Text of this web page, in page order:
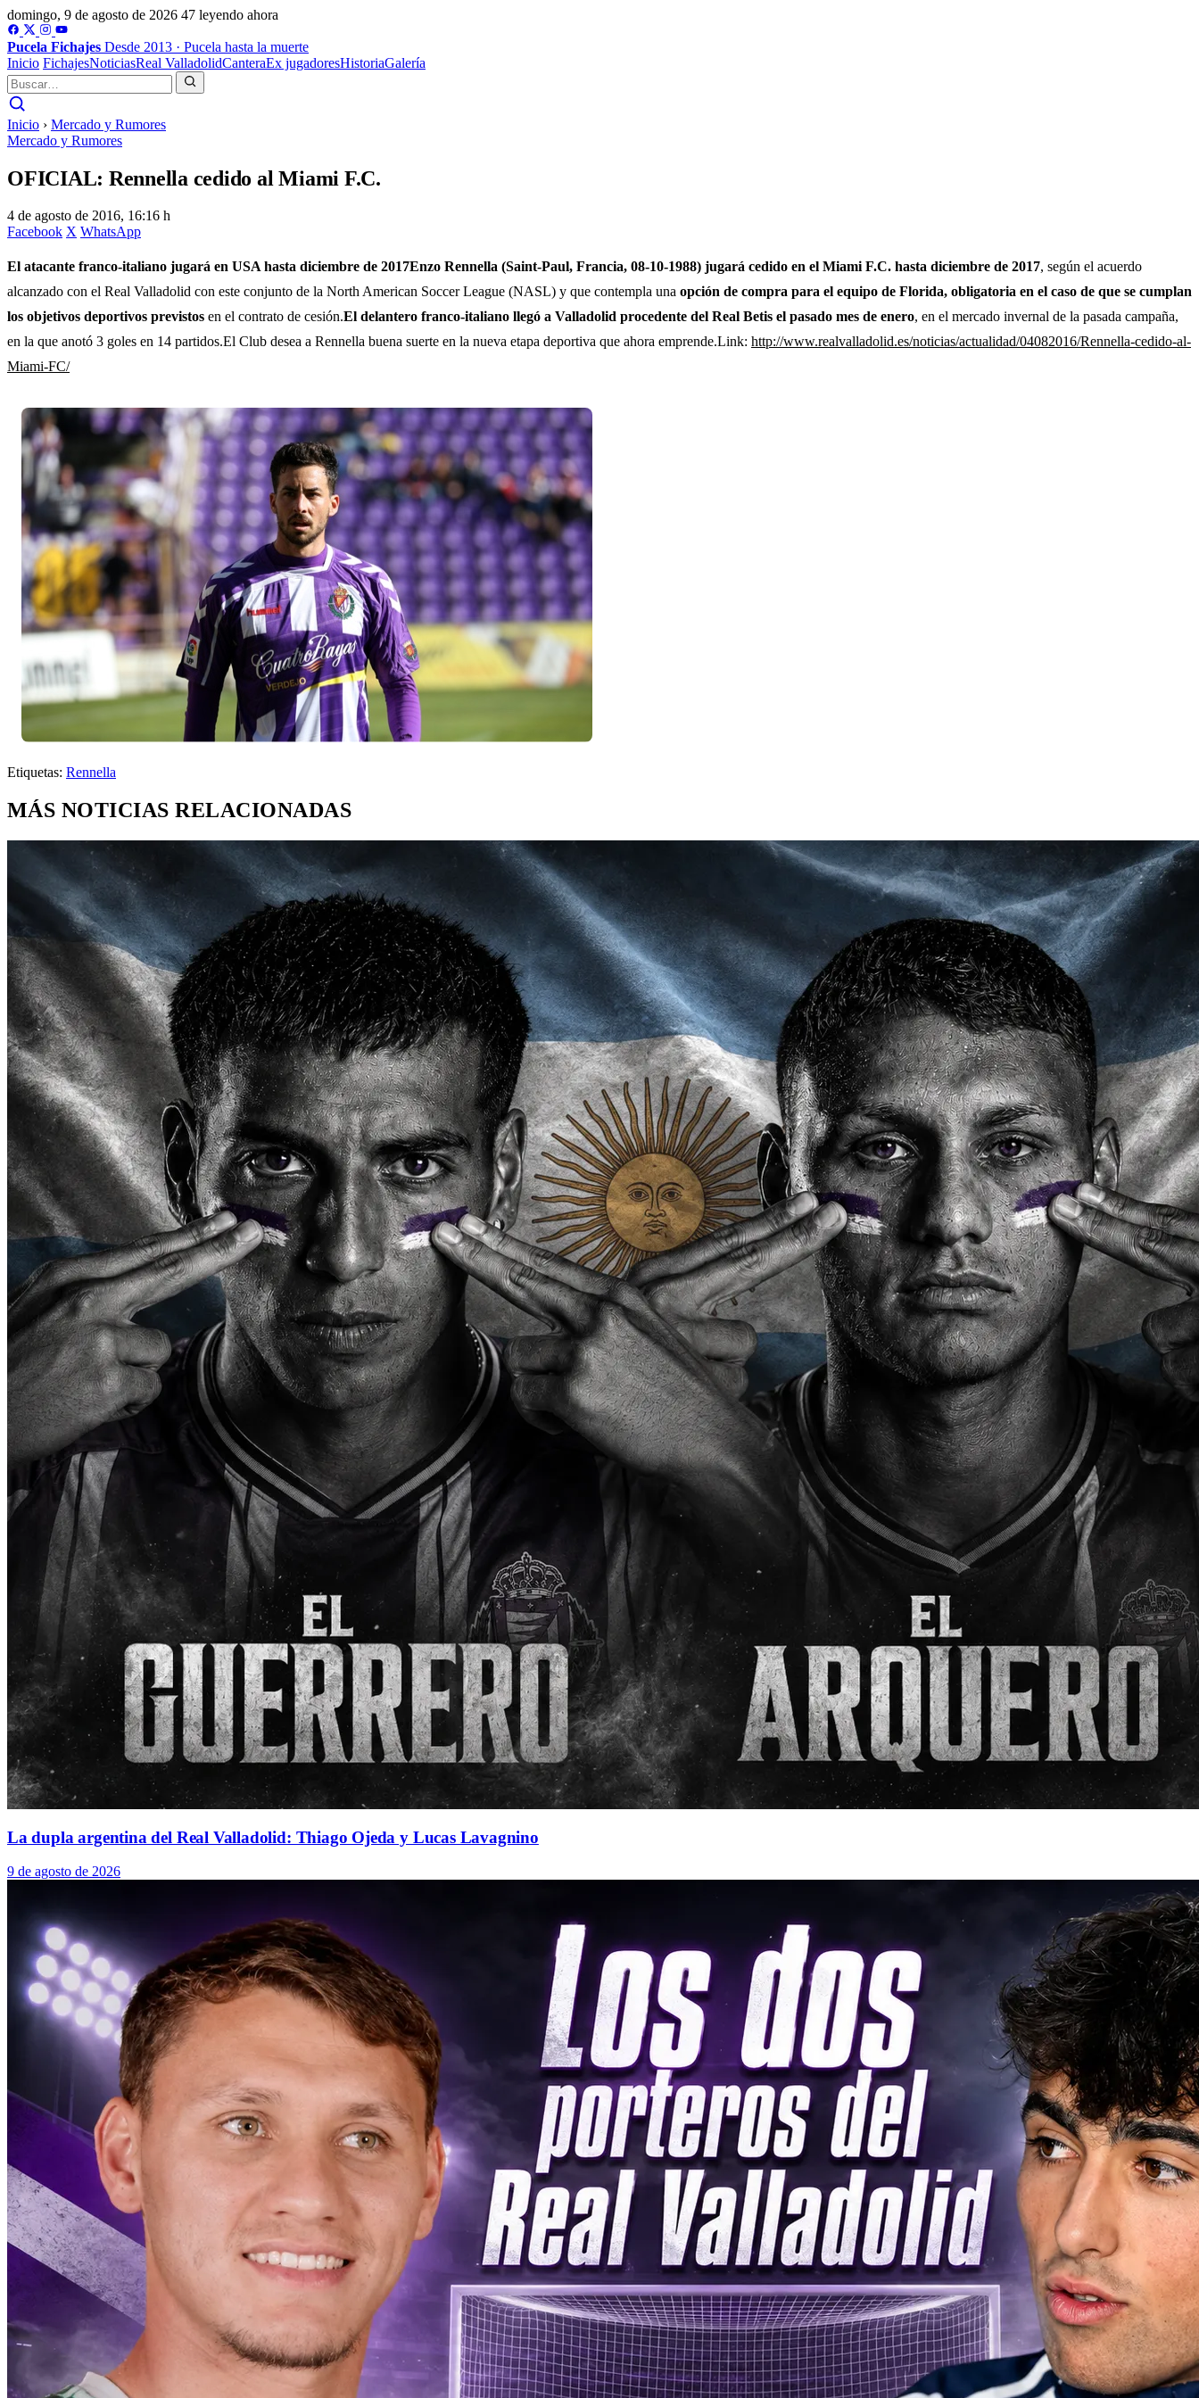
domingo, 9 de agosto de 2026 47 leyendo ahora
Pucela Fichajes Desde 2013 · Pucela hasta la muerte
Inicio FichajesNoticiasReal ValladolidCanteraEx jugadoresHistoriaGalería
Inicio › Mercado y Rumores
Mercado y Rumores
OFICIAL: Rennella cedido al Miami F.C.
4 de agosto de 2016, 16:16 h
Facebook X WhatsApp
El atacante franco-italiano jugará en USA hasta diciembre de 2017Enzo Rennella (Saint-Paul, Francia, 08-10-1988) jugará cedido en el Miami F.C. hasta diciembre de 2017, según el acuerdo
alcanzado con el Real Valladolid con este conjunto de la North American Soccer League (NASL) y que contempla una opción de compra para el equipo de Florida, obligatoria en el caso de que se cumplan
los objetivos deportivos previstos en el contrato de cesión.El delantero franco-italiano llegó a Valladolid procedente del Real Betis el pasado mes de enero, en el mercado invernal de la pasada campaña,
en la que anotó 3 goles en 14 partidos.El Club desea a Rennella buena suerte en la nueva etapa deportiva que ahora emprende.Link: http://www.realvalladolid.es/noticias/actualidad/04082016/Rennella-cedido-al-
Miami-FC/
Etiquetas: Rennella
MÁS NOTICIAS RELACIONADAS
La dupla argentina del Real Valladolid: Thiago Ojeda y Lucas Lavagnino
9 de agosto de 2026